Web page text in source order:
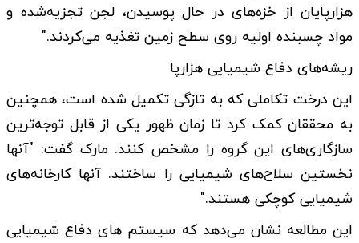
هزارپایان از خزه‌های در حال پوسیدن، لجن تجزیه‌شده و
مواد چسبنده اولیه روی سطح زمین تغذیه می‌کردند."
ریشه‌های دفاع شیمیایی هزارپا
این درخت تکاملی که به تازگی تکمیل شده است، همچنین
به محققان کمک کرد تا زمان ظهور یکی از قابل توجه‌ترین
سازگاری‌های این گروه را مشخص کنند. مارک گفت: "آنها
نخستین سلاح‌های شیمیایی را ساختند. آنها کارخانه‌های
شیمیایی کوچکی هستند."
این مطالعه نشان می‌دهد که سیستم های دفاع‌ شیمیایی